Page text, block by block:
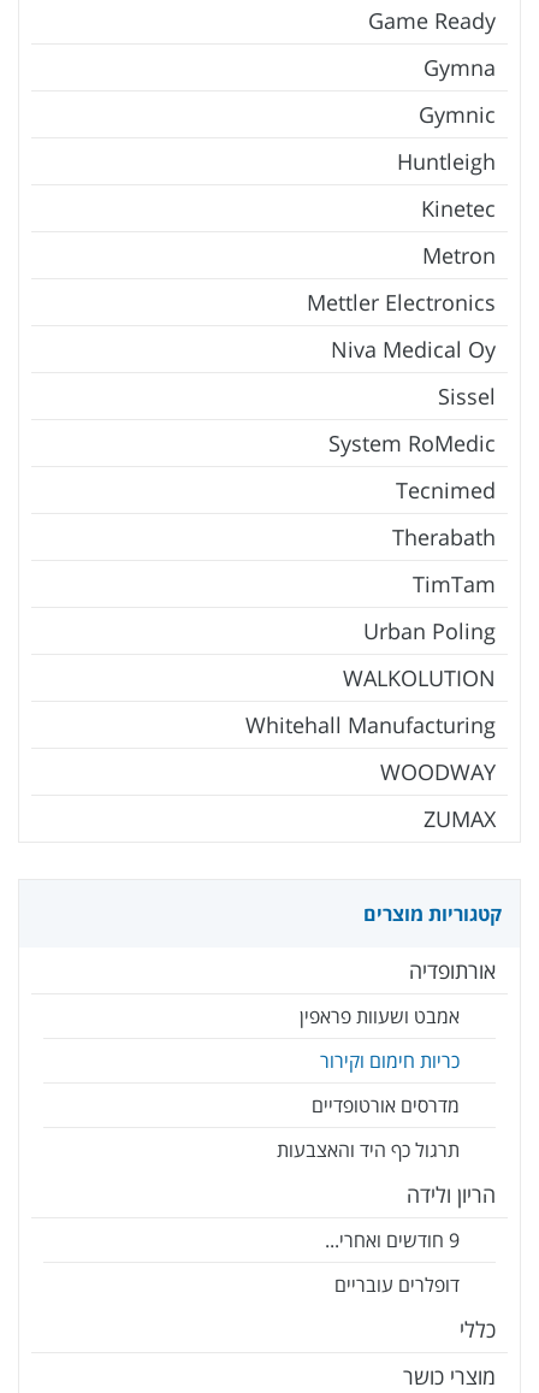
Game Ready
Gymna
Gymnic
Huntleigh
Kinetec
Metron
Mettler Electronics
Niva Medical Oy
Sissel
System RoMedic
Tecnimed
Therabath
TimTam
Urban Poling
WALKOLUTION
Whitehall Manufacturing
WOODWAY
ZUMAX
קטגוריות מוצרים
אורתופדיה
אמבט ושעוות פראפין
כריות חימום וקירור
מדרסים אורטופדיים
תרגול כף היד והאצבעות
הריון ולידה
9 חודשים ואחרי...
דופלרים עובריים
כללי
מוצרי כושר